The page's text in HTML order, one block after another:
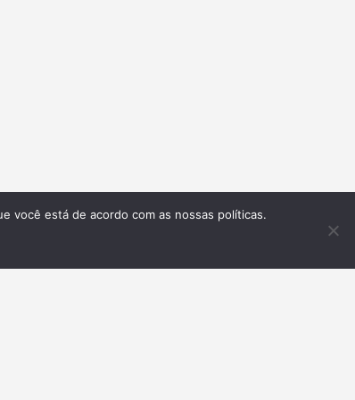
você está de acordo com as nossas políticas.